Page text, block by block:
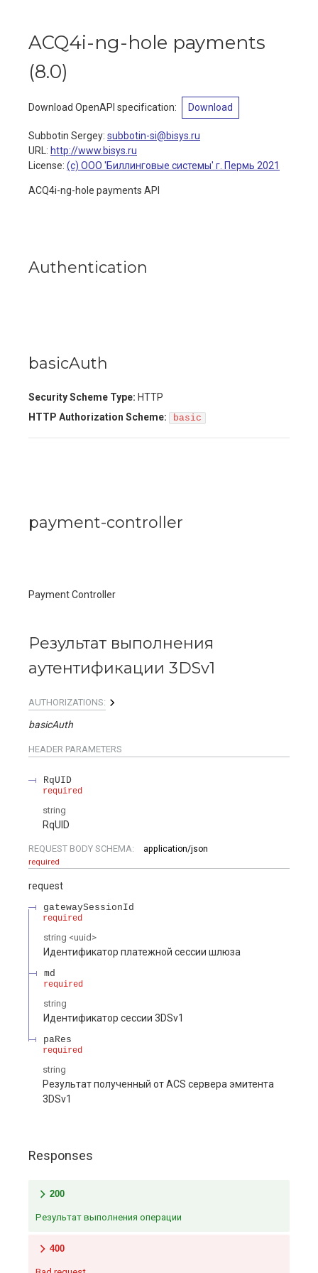
ACQ4i-ng-hole payments
(8.0)
Download OpenAPI specification: Download
Subbotin Sergey: subbotin-si@bisys.ru
URL: http://www.bisys.ru
License: (с) ООО 'Биллинговые системы' г. Пермь 2021
ACQ4i-ng-hole payments API
Authentication
basicAuth
Security Scheme Type: HTTP
HTTP Authorization Scheme:
basic
payment-controller
Payment Controller
Результат выполнения
аутентификации 3DSv1
AUTHORIZATIONS:
basicAuth
HEADER PARAMETERS
RqUID
required
string
RqUID
REQUEST BODY SCHEMA:
application/json
required
request
gatewaySessionId
required
string <uuid >
Идентификатор платежной сессии шлюза
md
required
string
Идентификатор сессии 3DSv1
paRes
required
string
Результат полученный от ACS сервера эмитента
3DSv1
Responses
200
Результат выполнения операции
400